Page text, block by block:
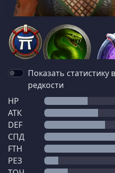
Показать статистику
редкости
HP
АТК
DEF
СПД
FTH
РЕЗ